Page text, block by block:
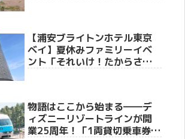
【浦安ブライトンホテル東京
ベイ】夏休みファミリーイベ
ント「それいけ！たからさが
物語はここから始まる――デ
ィズニーリゾートラインが開
業25周年！「1両貸切乗車券」